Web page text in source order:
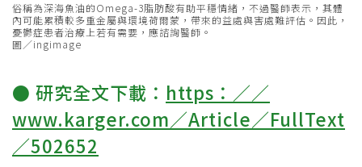
俗稱為深海魚油的Omega-3脂肪酸有助平穩情緒，不過醫師表示，其體
內可能累積較多重金屬與環境荷爾蒙，帶來的益處與害處難評估。因此，
憂鬱症患者治療上若有需要，應諮詢醫師。
圖／ingimage
● 研究全文下載： https：／／
www.karger.com／Article／FullText
／502652